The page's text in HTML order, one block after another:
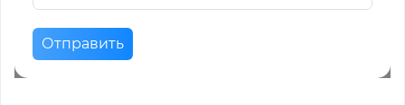
Отправить